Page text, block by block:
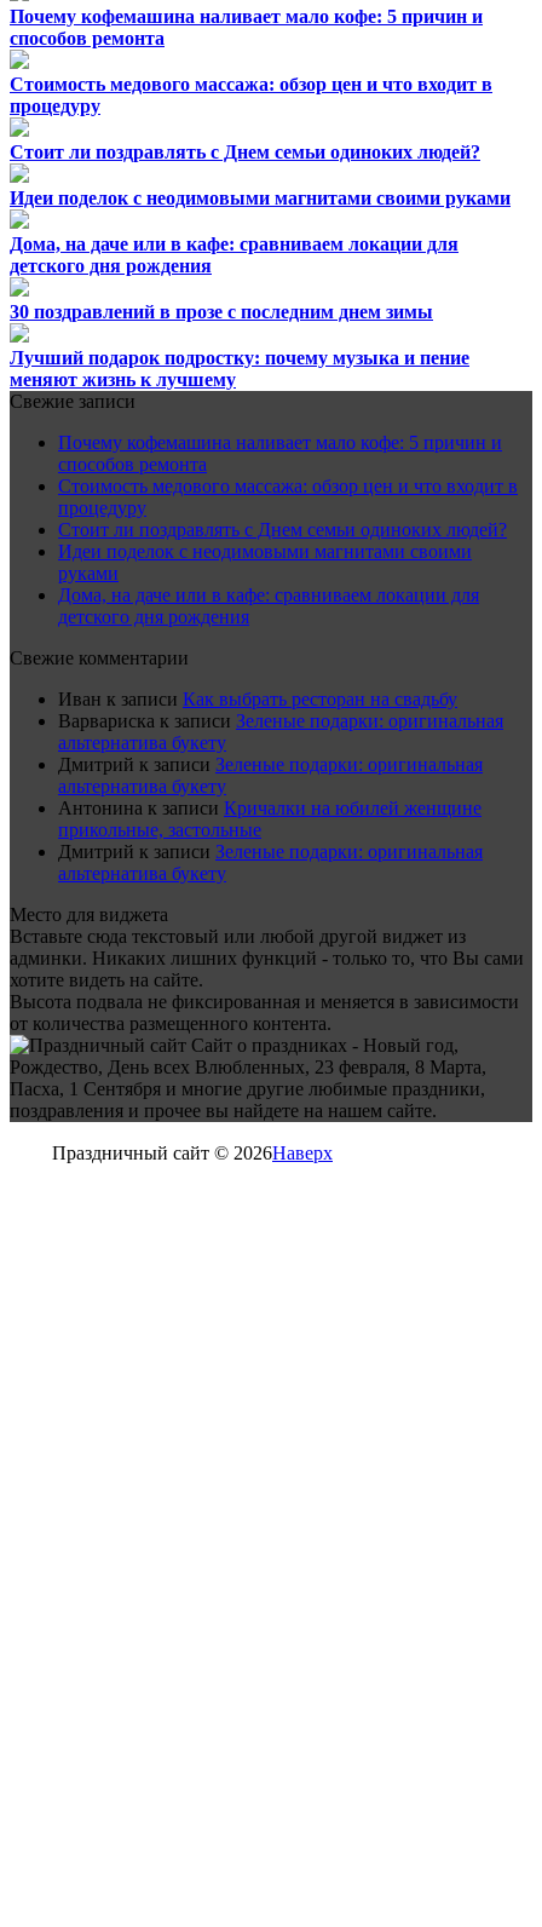
Почему кофемашина наливает мало кофе: 5 причин и
способов ремонта
Стоимость медового массажа: обзор цен и что входит в
процедуру
Стоит ли поздравлять с Днем семьи одиноких людей?
Идеи поделок с неодимовыми магнитами своими руками
Дома, на даче или в кафе: сравниваем локации для
детского дня рождения
30 поздравлений в прозе с последним днем зимы
Лучший подарок подростку: почему музыка и пение
меняют жизнь к лучшему
Свежие записи
Почему кофемашина наливает мало кофе: 5 причин и
способов ремонта
Стоимость медового массажа: обзор цен и что входит в
процедуру
Стоит ли поздравлять с Днем семьи одиноких людей?
Идеи поделок с неодимовыми магнитами своими
руками
Дома, на даче или в кафе: сравниваем локации для
детского дня рождения
Свежие комментарии
Иван к записи Как выбрать ресторан на свадьбу
Варвариска к записи Зеленые подарки: оригинальная
альтернатива букету
Дмитрий к записи Зеленые подарки: оригинальная
альтернатива букету
Антонина к записи Кричалки на юбилей женщине
прикольные, застольные
Дмитрий к записи Зеленые подарки: оригинальная
альтернатива букету
Место для виджета
Вставьте сюда текстовый или любой другой виджет из
админки. Никаких лишних функций - только то, что Вы сами
хотите видеть на сайте.
Высота подвала не фиксированная и меняется в зависимости
от количества размещенного контента.
Сайт о праздниках - Новый год,
Рождество, День всех Влюбленных, 23 февраля, 8 Марта,
Пасха, 1 Сентября и многие другие любимые праздники,
поздравления и прочее вы найдете на нашем сайте.
Праздничный сайт © 2026Наверх